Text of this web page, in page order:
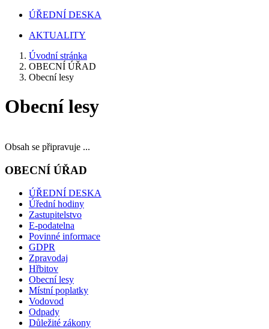
ÚŘEDNÍ DESKA
AKTUALITY
Úvodní stránka
OBECNÍ ÚŘAD
Obecní lesy
Obecní lesy
Obsah se připravuje ...
OBECNÍ ÚŘAD
ÚŘEDNÍ DESKA
Úřední hodiny
Zastupitelstvo
E-podatelna
Povinné informace
GDPR
Zpravodaj
Hřbitov
Obecní lesy
Místní poplatky
Vodovod
Odpady
Důležité zákony